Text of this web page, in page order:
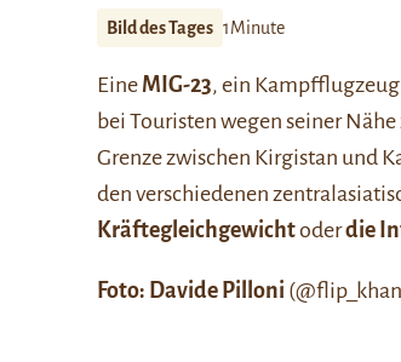
Bild des Tages 1Minute
Eine MIG-23, ein
bei Touristen wegen seiner Nähe
Grenze zwischen Kirgistan und
den verschiedenen
Kräftegleichgewichtoderdie
Foto: Davide Pilloni (@flip_khan